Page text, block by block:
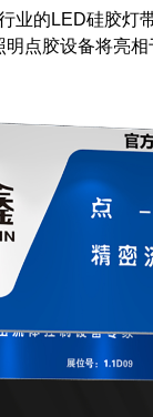
业的LED硅胶灯
明点胶设备将亮